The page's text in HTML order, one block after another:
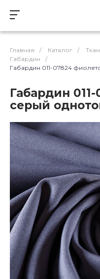
Главная / Каталог /
Габардин
/
Габардин 011-07824
Габардин
серый